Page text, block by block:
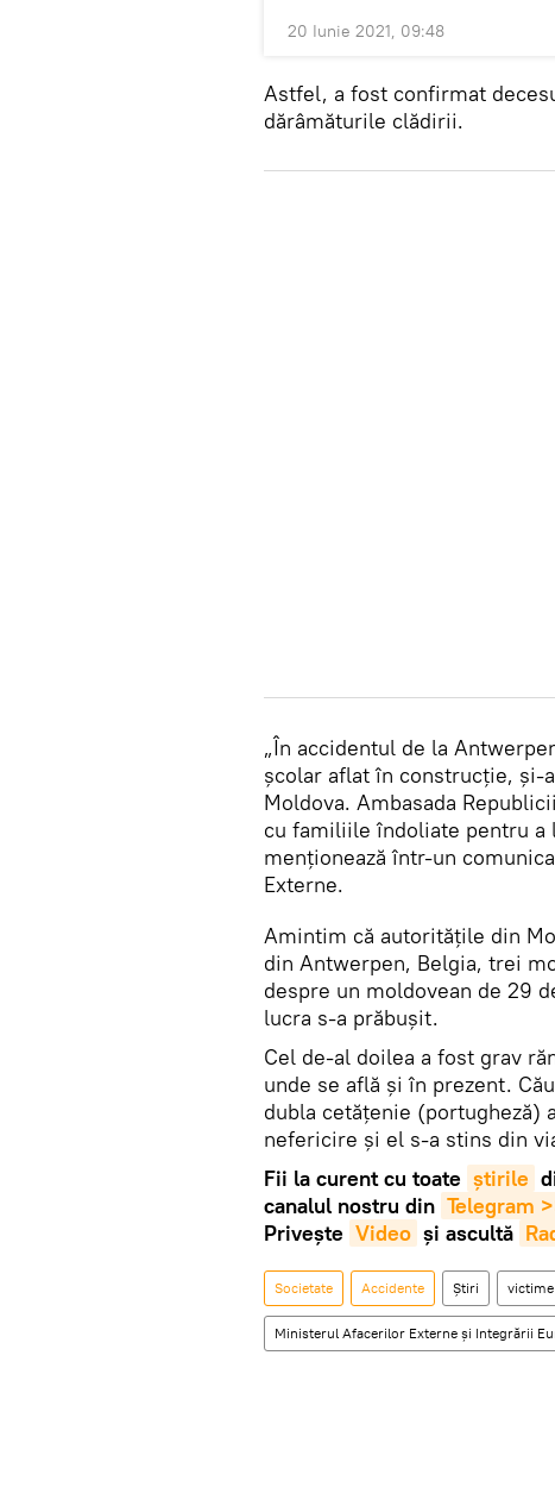
20 Iunie 2021, 09:48
Astfel, a fost confirmat
dărâmăturile clădirii.
„În accidentul de la
școlar aflat în construcție, și-
Moldova. Ambasada
cu familiile îndoliate pentru a
menționează într-un
Externe.
Amintim că autoritățile din
din Antwerpen, Belgia, trei
despre un moldovean de 29
lucra s-a prăbușit.
Cel de-al doilea a fost grav
unde se află și în prezent.
dubla cetățenie (portugheză)
nefericire și el s-a stins din
Fii la curent cu toate știrile
canalul nostru din Telegram
Privește Video și ascultă
Societate Accidente Știri victime
Ministerul Afacerilor Externe și Integrării